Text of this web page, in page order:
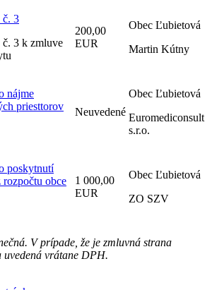
č. 3
3 k zmluve
200,00
EUR
Obec Ľubietová
Martin Kútny
nájme
priesttorov
Neuvedené
Obec Ľubietová
Euromediconsult
s.r.o.
poskytnutí
rozpočtu obce
1 000,00
EUR
Obec Ľubietová
ZO SZV
V prípade, že je zmluvná strana
vrátane DPH.